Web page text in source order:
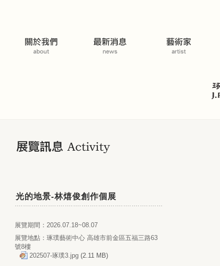
光的地景-林熺俊創作個展
展覽期間：2026.07.18~08.07
展覽地點：琢璞藝術中心 高雄市前金區五福三路63
號8樓
202507-琢璞3.jpg (2.11 MB)